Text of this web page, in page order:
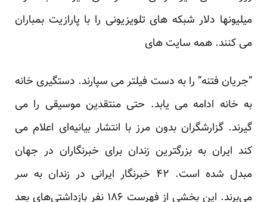
میلیونها دلار شبکه های تلویزیونی را با پارازیت بمباران
می کنند. همه سایت های
“جریان فتنه” را به دست فیلتر می سپارند. دستگیری خانه
به خانه ادامه می یابد. حتی منتقدین موسیقی را می
گیرند. گزارشگران بدون مرز با انتشار بیانیه‌ای اعلام می
کند ایران به بزرگترین زندان برای خبرنگاران در جهان
مبدل شده است. ۴۲ خبرنگار ایرانی در زندان به سر
می‌برند. این بخشی از فهرست ۱۸۶ نفر بازداشتی‌های بعد